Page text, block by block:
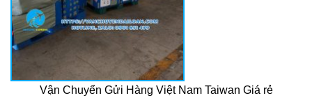
Vận Chuyển Gửi Hàng Việt Nam Taiwan Giá rẻ